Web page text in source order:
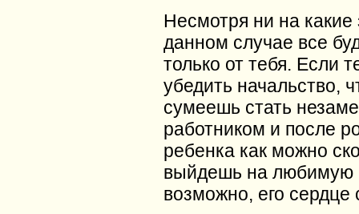
Несмотря ни на какие
данном случае все
только от тебя. Если
убедить начальство,
сумеешь стать
работником и после
ребенка как можно
выйдешь на любимую
возможно, его сердце